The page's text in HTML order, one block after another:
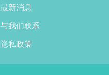
最新消息
与我们联系
隐私政策